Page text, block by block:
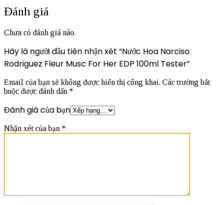
Đánh giá
Chưa có đánh giá nào.
Hãy là người đầu tiên nhận xét “Nước Hoa Narciso
Rodriguez Fleur Musc For Her EDP 100ml Tester”
Email của bạn sẽ không được hiển thị công khai. Các trường bắt
buộc được đánh dấu *
Đánh giá của bạn
Nhận xét của bạn *